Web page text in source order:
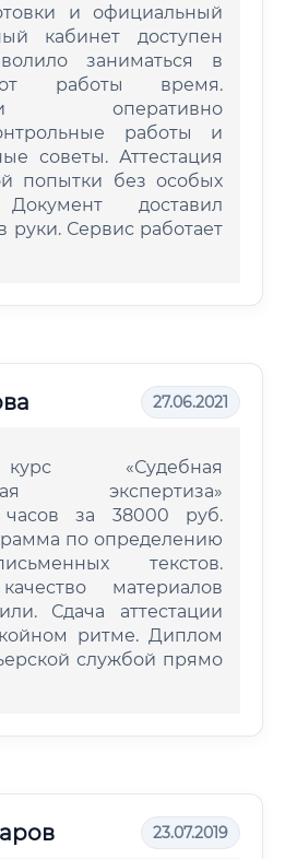
и официальный
кабинет доступен
заниматься в
работы время.
оперативно
работы и
советы. Аттестация
попытки без особых
доставил
руки. Сервис работает
27.06.2021
«Судебная
экспертиза»
за 38000 руб.
по определению
текстов.
материалов
Сдача аттестации
ритме. Диплом
службой прямо
23.07.2019